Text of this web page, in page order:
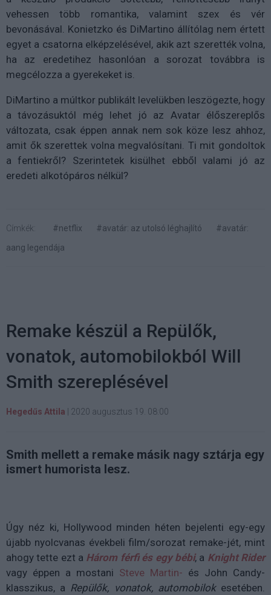
vehessen több romantika, valamint szex és vér
bevonásával. Konietzko és DiMartino állítólag nem értett
egyet a csatorna elképzelésével, akik azt szerették volna,
ha az eredetihez hasonlóan a sorozat továbbra is
megcélozza a gyerekeket is.
DiMartino a múltkor publikált levelükben leszögezte, hogy
a távozásuktól még lehet jó az Avatar élőszereplős
változata, csak éppen annak nem sok köze lesz ahhoz,
amit ők szerettek volna megvalósítani. Ti mit gondoltok
a fentiekről? Szerintetek kisülhet ebből valami jó az
eredeti alkotópáros nélkül?
Címkék: #netflix #avatár: az utolsó léghajlító
#avatár:
aang legendája
Remake készül a Repülők,
vonatok, automobilokból Will
Smith szereplésével
Hegedűs Attila 2020 augusztus 19. 08:00
Smith mellett a remake másik nagy sztárja egy
ismert humorista lesz.
Úgy néz ki, Hollywood minden héten bejelenti egy-egy
újabb nyolcvanas évekbeli film/sorozat remake-jét, mint
ahogy tette ezt a Három férfi és egy bébi, a Knight Rider
vagy éppen a mostani Steve Martin- és John Candy-
klasszikus, a Repülők, vonatok, automobilokesetében.